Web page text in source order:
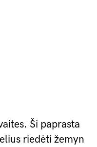
Ši paprasta
riedėti žemyn